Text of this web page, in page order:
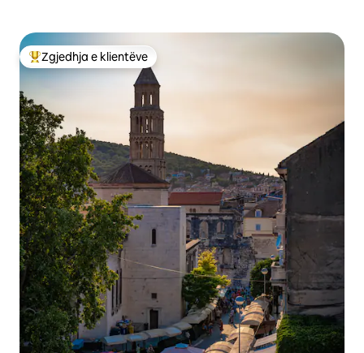
Më të mirat e zgjedhjeve të klientëve
Zgjedhja e klientëve